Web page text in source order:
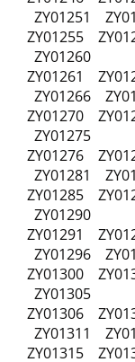
ZY01251
ZY01255
ZY01260
ZY01261
ZY01266
ZY01270
ZY01275
ZY01276
ZY01281
ZY01285
ZY01290
ZY01291
ZY01296
ZY01300
ZY01305
ZY01306
ZY01311
ZY01315